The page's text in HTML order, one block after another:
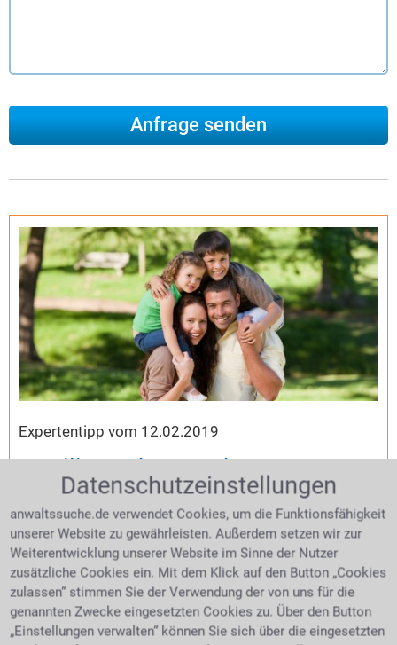
Expertentipp vom 12.02.2019
Familienrecht-Ratgeber
Hier finden Sie kompetente und verlässliche
Antworten auf Ihre Fragen zum Familienrecht. Zu
allen wichtigen Themen wieScheidungsrecht,
Sorgerecht,Umgangsrecht,Unterhalt,Ehevertrag
Mutterschutz,Adoption,Versorgungsausgleich
finden Sie verständlich aufbereitete und konkrete
Hilfen. Was muss bei einem Ehevertrag beachtet
Datenschutzeinstellungen
anwaltssuche.de verwendet Cookies, um die Funktionsfähigkeit
unserer Website zu gewährleisten. Außerdem setzen wir zur
Weiterentwicklung unserer Website im Sinne der Nutzer
zusätzliche Cookies ein. Mit dem Klick auf den Button „Cookies
zulassen“ stimmen Sie der Verwendung der von uns für die
genannten Zwecke eingesetzten Cookies zu. Über den Button
„Einstellungen verwalten“ können Sie sich über die eingesetzten